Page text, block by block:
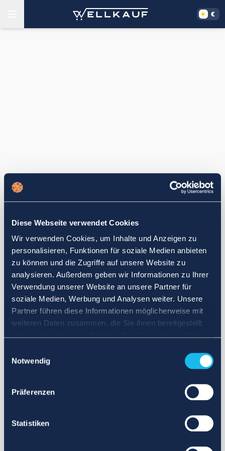
Diese Webseite verwendet Cookies
Wir verwenden Cookies, um Inhalte und Anzeigen zu
personalisieren, Funktionen für soziale Medien anbieten
zu können und die Zugriffe auf unsere Website zu
analysieren. Außerdem geben wir Informationen zu Ihrer
Verwendung unserer Website an unsere Partner für
soziale Medien, Werbung und Analysen weiter. Unsere
Partner führen diese Informationen möglicherweise mit
weiteren Daten zusammen, die Sie ihnen bereitgestellt
Notwendig
Präferenzen
Statistiken